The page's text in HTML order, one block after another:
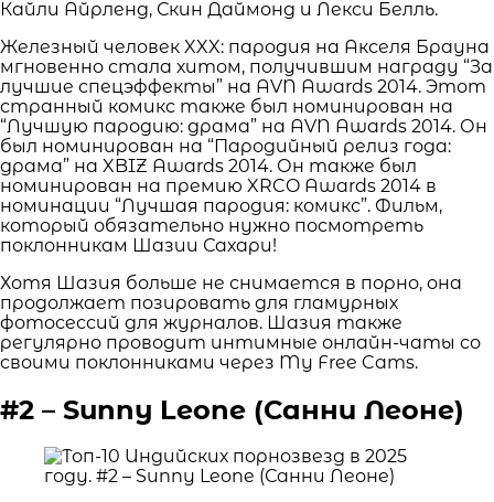
Кайли Айрленд, Скин Даймонд и Лекси Белль.
Железный человек XXX: пародия на Акселя Брауна
мгновенно стала хитом, получившим награду “За
лучшие спецэффекты” на AVN Awards 2014. Этот
странный комикс также был номинирован на
“Лучшую пародию: драма” на AVN Awards 2014. Он
был номинирован на “Пародийный релиз года:
драма” на XBIZ Awards 2014. Он также был
номинирован на премию XRCO Awards 2014 в
номинации “Лучшая пародия: комикс”. Фильм,
который обязательно нужно посмотреть
поклонникам Шазии Сахари!
Хотя Шазия больше не снимается в порно, она
продолжает позировать для гламурных
фотосессий для журналов. Шазия также
регулярно проводит интимные онлайн-чаты со
своими поклонниками через My Free Cams.
#2 – Sunny Leone (Санни Леоне)